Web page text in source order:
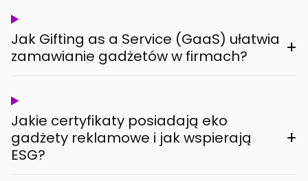
Jak Gifting as a Service (GaaS) ułatwia
zamawianie gadżetów w firmach?
+
Jakie certyfikaty posiadają eko
gadżety reklamowe i jak wspierają
ESG?
+